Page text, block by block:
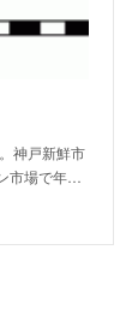
神戸新鮮市
市場で年…